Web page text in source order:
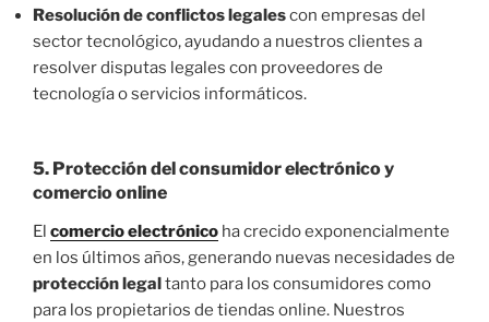
Resolución de conflictos legalescon empresas del
sector tecnológico, ayudando a nuestros clientes a
resolver disputas legales con proveedores de
tecnología o servicios informáticos.
5. Protección del consumidor electrónico y
comercio online
El comercio electrónico ha crecido exponencialmente
en los últimos años, generando nuevas necesidades de
protección legal tanto para los consumidores como
para los propietarios de tiendas online. Nuestros